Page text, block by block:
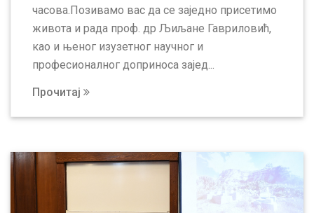
часова.Позивамо вас да се заједно присетимо
живота и рада проф. др Љиљане Гавриловић,
као и њеног изузетног научног и
професионалног доприноса зајед...
Прочитај